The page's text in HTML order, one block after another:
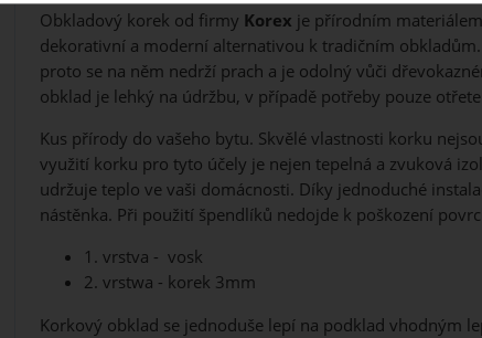
Obkladový korek od firmy Korex je přírodním
dekorativní a moderní alternativou k tradičním
proto se na něm nedrží prach a je odolný vůči
obklad je lehký na údržbu, v případě potřeby pouze
Kus přírody do vašeho bytu. Skvělé vlastnosti korku
využití korku pro tyto účely je nejen tepelná a zvuková
udržuje teplo ve vaši domácnosti. Díky jednoduché
nástěnka. Při použití špendlíků nedojde k poškození
1. vrstva - vosk
2. vrstwa - korek 3mm
Korkový obklad se jednoduše lepí na podklad vhodným